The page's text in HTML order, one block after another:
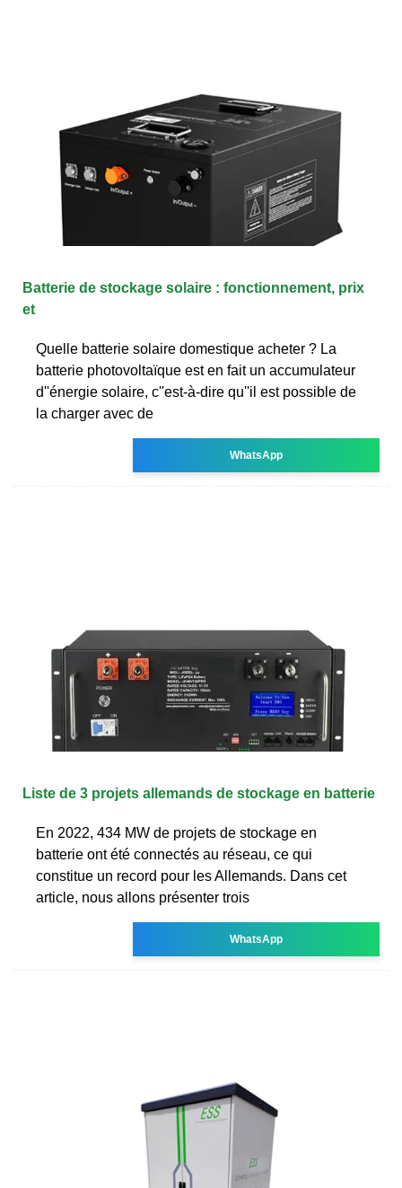
Batterie de stockage solaire : fonctionnement, prix
et
Quelle batterie solaire domestique acheter ? La
batterie photovoltaïque est en fait un accumulateur
d''énergie solaire, c''est-à-dire qu''il est possible de
la charger avec de
WhatsApp
Liste de 3 projets allemands de stockage en batterie
En 2022, 434 MW de projets de stockage en
batterie ont été connectés au réseau, ce qui
constitue un record pour les Allemands. Dans cet
article, nous allons présenter trois
WhatsApp